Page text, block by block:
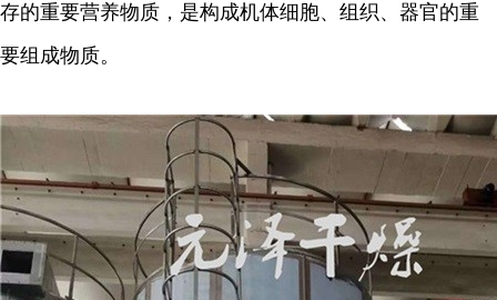
存的重要营养物质，是构成机体细胞、组织、器官的重
要组成物质。